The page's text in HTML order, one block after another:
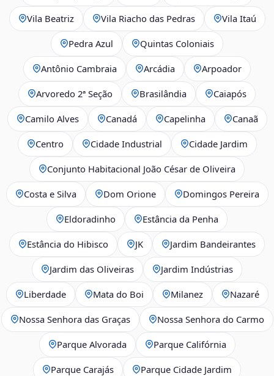
Vila Beatriz Vila Riacho das Pedras Vila Itaú
Pedra Azul Quintas Coloniais
Antônio Cambraia Arcádia Arpoador
Arvoredo 2ª Seção Brasilândia Caiapós
Camilo Alves Canadá Capelinha Canaã
Centro Cidade Industrial Cidade Jardim
Conjunto Habitacional João César de Oliveira
Costa e Silva Dom Orione Domingos Pereira
Eldoradinho Estância da Penha
Estância do Hibisco JK Jardim Bandeirantes
Jardim das Oliveiras Jardim Indústrias
Liberdade Mata do Boi Milanez Nazaré
Nossa Senhora das Graças Nossa Senhora do Carmo
Parque Alvorada Parque Califórnia
Parque Carajás Parque Cidade Jardim